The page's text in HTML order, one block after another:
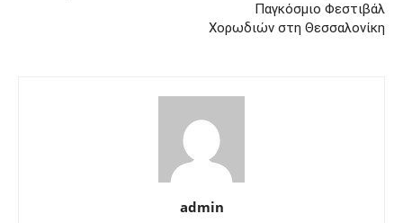
Παγκόσμιο Φεστιβάλ
Χορωδιών στη Θεσσαλονίκη
admin